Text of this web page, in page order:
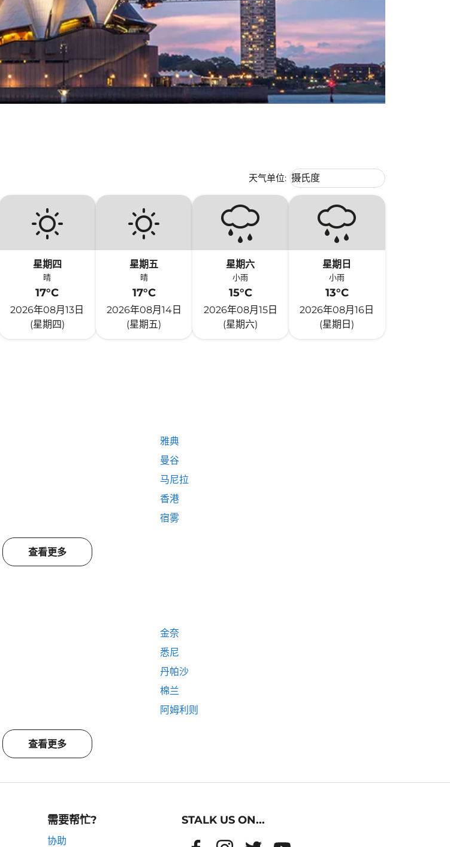
天气单位: Weather unit option 摄氏度
摄氏度
keyboard_arrow_down
星期四
晴
17°C
2026年08月13日
(星期四)
星期五
晴
17°C
2026年08月14日
(星期五)
星期六
小雨
15°C
2026年08月15日
(星期六)
星期日
小雨
13°C
2026年08月16日
(星期日)
雅典
曼谷
马尼拉
香港
宿雾
查看更多
金奈
悉尼
丹帕沙
棉兰
阿姆利则
查看更多
需要帮忙?
协助
STALK US ON...